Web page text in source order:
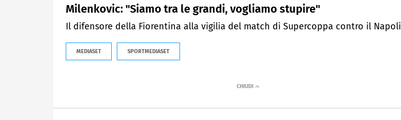
Milenkovic: "Siamo tra le grandi, vogliamo stupire"
Il difensore della Fiorentina alla vigilia del match di Supercoppa contro il Napoli
MEDIASET SPORTMEDIASET